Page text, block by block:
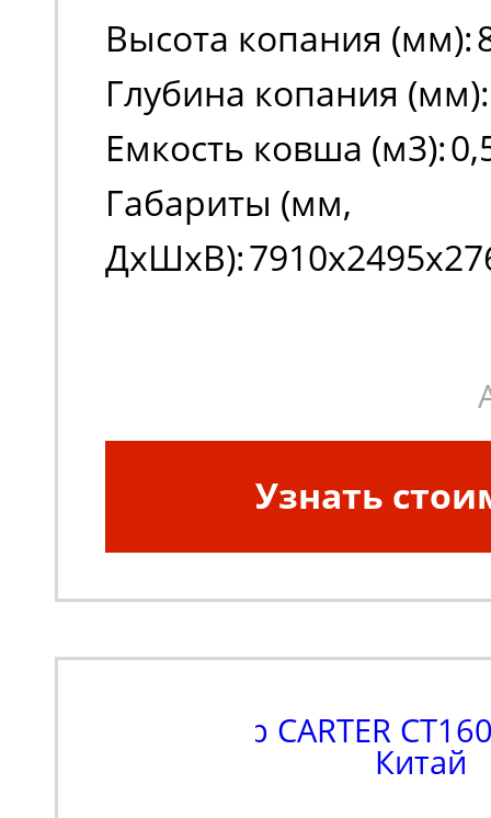
Высота копания (мм):
Глубина копания (мм):
Емкость ковша (м3):
Габариты (мм,
ДxШxВ):
Узнать